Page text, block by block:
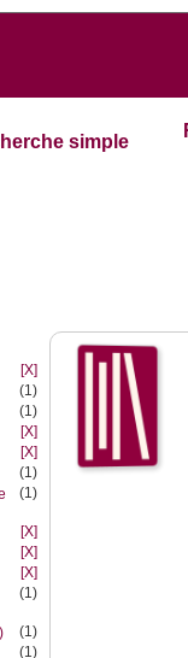
simple
[X]
(1)
(1)
[X]
[X]
(1)
(1)
[X]
[X]
[X]
(1)
(1)
(1)